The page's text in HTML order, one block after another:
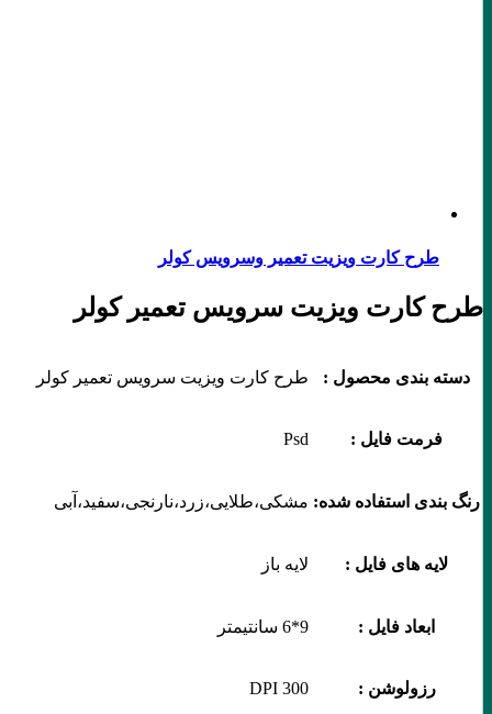
طرح کارت ویزیت تعمیر وسرویس کولر
طرح کارت ویزیت سرویس تعمیر کولر
دسته بندی محصول : طرح کارت ویزیت سرویس تعمیر کولر
فرمت فایل : Psd
رنگ بندی استفاده شده: مشکی،طلایی،زرد،نارنجی،سفید،آبی
لایه های فایل : لایه باز
ابعاد فایل :
رزولوشن : 300 DPI